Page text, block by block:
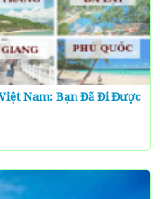
Nam: Bạn Đã Đi Được